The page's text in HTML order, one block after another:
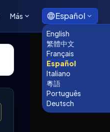
Más Español
English
繁體中文
Français
Español
Italiano
粵語
Português
Deutsch